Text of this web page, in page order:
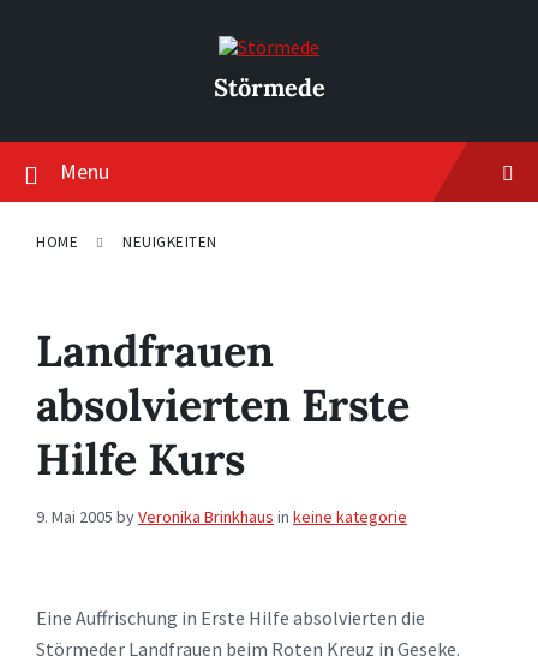
Störmede
Menu
HOME NEUIGKEITEN
Landfrauen
absolvierten Erste
Hilfe Kurs
9. Mai 2005 byVeronika Brinkhaus in keine kategorie
Eine Auffrischung in Erste Hilfe absolvierten die
Störmeder Landfrauen beim Roten Kreuz in Geseke.